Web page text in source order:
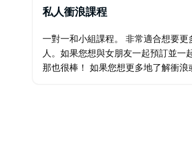
私人衝浪課程
一對一和小組課程。 非常適合想要更
人。如果您想與女朋友一起預訂並一
那也很棒！ 如果您想更多地了解衝浪